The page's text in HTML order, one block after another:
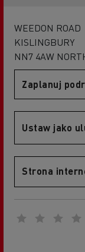
WEEDON ROAD
KISLINGBURY
NN7 4AW
Zaplanuj
Ustaw jako
Strona